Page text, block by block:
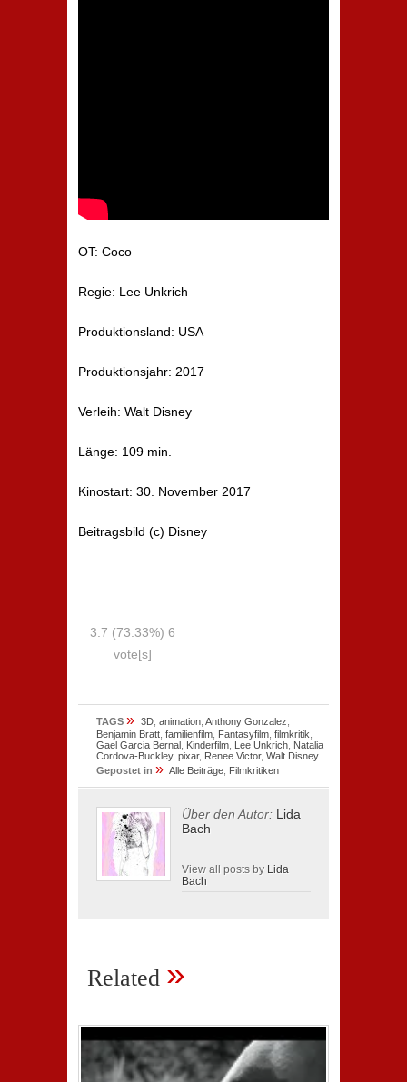
OT: Coco
Regie: Lee Unkrich
Produktionsland: USA
Produktionsjahr: 2017
Verleih: Walt Disney
Länge: 109 min.
Kinostart: 30. November 2017
Beitragsbild (c) Disney
3.7 (73.33%) 6
vote[s]
TAGS » 3D animation Anthony Gonzalez
Benjamin Bratt familienfilm Fantasyfilm filmkritik
Gael Garcia Bernal Kinderfilm Lee Unkrich Natalia
Cordova-Buckley, pixar, Renee Victor, Walt Disney
Gepostet in » Alle Beiträge Filmkritiken
Über den Autor: Lida
Bach
View all posts by
Lida
Bach
Related »